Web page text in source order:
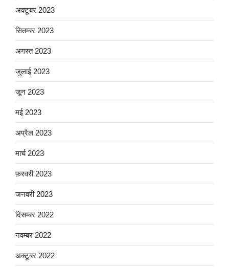
अक्टूबर 2023
सितम्बर 2023
अगस्त 2023
जुलाई 2023
जून 2023
मई 2023
अप्रैल 2023
मार्च 2023
फ़रवरी 2023
जनवरी 2023
दिसम्बर 2022
नवम्बर 2022
अक्टूबर 2022